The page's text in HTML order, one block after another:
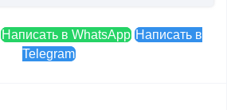
Написать в WhatsApp Написать в
Telegram